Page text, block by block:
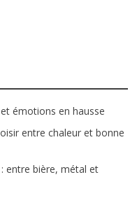
émotions en hausse
entre chaleur et bonne
entre bière, métal et